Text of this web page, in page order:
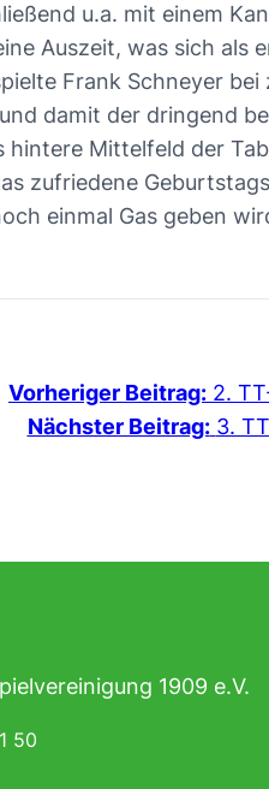
u.a. mit einem
Auszeit, was sich
Frank Schneyer
damit der dringend
hintere Mittelfeld der
zufriedene
einmal Gas geben
Vorheriger Beitrag: 2.
Nächster Beitrag: 3.
1909 e.V.
50